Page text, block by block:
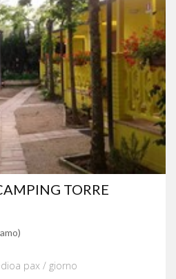
TORRE
a pax / giorno